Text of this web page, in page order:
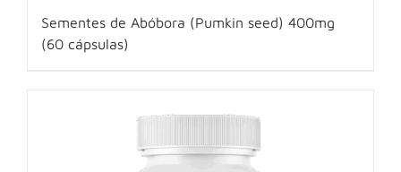
Sementes de Abóbora (Pumkin seed) 400mg
(60 cápsulas)